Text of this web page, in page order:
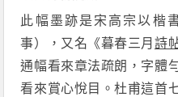
此幅墨跡是宋高宗以楷
事），又名《暮春三月 詩
通幅看來章法疏朗，字體
看來賞心悅目。杜甫這首